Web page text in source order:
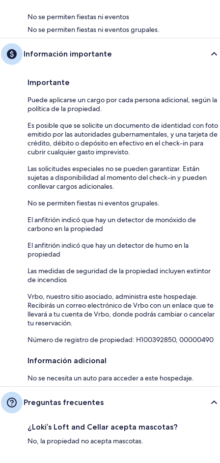
No se permiten fiestas ni eventos
No se permiten fiestas ni eventos grupales.
Información importante
Importante
Puede aplicarse un cargo por cada persona adicional, según la
política de la propiedad.
Es posible que se solicite un documento de identidad con foto
emitido por las autoridades gubernamentales, y una tarjeta de
crédito, débito o depósito en efectivo en el check-in para
cubrir cualquier gasto imprevisto.
Las solicitudes especiales no se pueden garantizar. Están
sujetas a disponibilidad al momento del check-in y pueden
conllevar cargos adicionales.
No se permiten fiestas ni eventos grupales.
El anfitrión indicó que hay un detector de monóxido de
carbono en la propiedad
El anfitrión indicó que hay un detector de humo en la
propiedad
Las medidas de seguridad de la propiedad incluyen extintor
de incendios
Vrbo, nuestro sitio asociado, administra este hospedaje.
Recibirás un correo electrónico de Vrbo con un enlace que te
llevará a tu cuenta de Vrbo, donde podrás cambiar o cancelar
tu reservación.
Número de registro de propiedad: H100392850, 00000490
Información adicional
No se necesita un auto para acceder a este hospedaje.
Preguntas frecuentes
¿Loki’s Loft and Cellar acepta mascotas?
No, la propiedad no acepta mascotas.